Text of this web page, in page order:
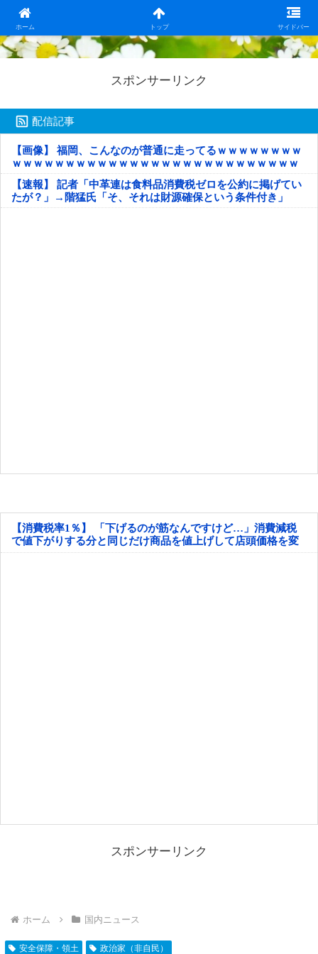
ホーム トップ サイドバー
日本第一！ニュース録
スポンサーリンク
配信記事
【画像】 福岡、こんなのが普通に走ってるｗｗｗｗｗｗｗｗ
ｗｗｗｗｗｗｗｗｗｗｗｗｗｗｗｗｗｗｗｗｗｗｗｗｗｗｗ
ｗｗｗｗｗ
【速報】 記者「中革連は食料品消費税ゼロを公約に掲げてい
たが？」→階猛氏「そ、それは財源確保という条件付き」
【消費税率1％】 「下げるのが筋なんですけど…」消費減税
で値下がりする分と同じだけ商品を値上げして店頭価格を変
えない店も
スポンサーリンク
ホーム 国内ニュース
安全保障・領土 政治家（非自民）